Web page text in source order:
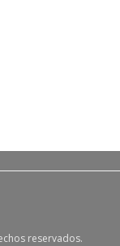
reservados.